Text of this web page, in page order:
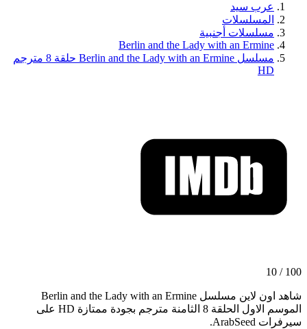
عرب سيد
المسلسلات
مسلسلات أجنبية
Berlin and the Lady with an Ermine
مسلسل Berlin and the Lady with an Ermine حلقة 8 مترجم
HD
100 / 10
شاهد اون لاين مسلسل Berlin and the Lady with an Ermine
الموسم الاول الحلقة 8 الثامنة مترجم بجودة ممتازة HD على
سيرفرات ArabSeed.